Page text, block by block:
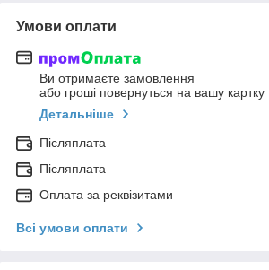
Умови оплати
Ви отримаєте замовлення
або гроші повернуться на вашу картку
Детальніше
Післяплата
Післяплата
Оплата за реквізитами
Всі умови оплати